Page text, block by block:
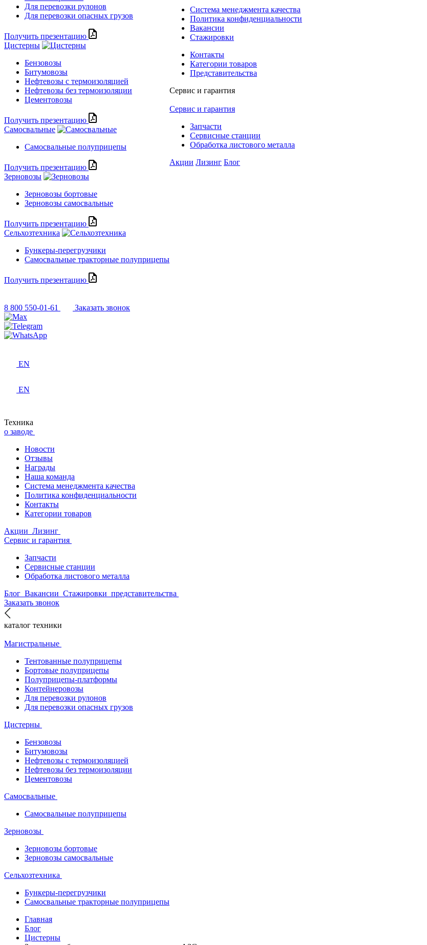
Для перевозки рулонов
Для перевозки опасных грузов
Получить презентацию
Цистерны
Бензовозы
Битумовозы
Нефтевозы с термоизоляцией
Нефтевозы без термоизоляции
Цементовозы
Получить презентацию
Самосвальные
Самосвальные полуприцепы
Получить презентацию
Зерновозы
Зерновозы бортовые
Зерновозы самосвальные
Получить презентацию
Сельхозтехника
Бункеры-перегрузчики
Самосвальные тракторные полуприцепы
Получить презентацию
Система менеджмента качества
Политика конфиденциальности
Вакансии
Стажировки
Контакты
Категории товаров
Представительства
Сервис и гарантия
Сервис и гарантия
Запчасти
Сервисные станции
Обработка листового металла
Акции Лизинг Блог
8 800 550-01-61 Заказать звонок
EN
EN
Техника
о заводе
Новости
Отзывы
Награды
Наша команда
Система менеджмента качества
Политика конфиденциальности
Контакты
Категории товаров
Акции Лизинг
Сервис и гарантия
Запчасти
Сервисные станции
Обработка листового металла
Блог Вакансии Стажировки представительства
Заказать звонок
каталог техники
Магистральные
Тентованные полуприцепы
Бортовые полуприцепы
Полуприцепы-платформы
Контейнеровозы
Для перевозки рулонов
Для перевозки опасных грузов
Цистерны
Бензовозы
Битумовозы
Нефтевозы с термоизоляцией
Нефтевозы без термоизоляции
Цементовозы
Самосвальные
Самосвальные полуприцепы
Зерновозы
Зерновозы бортовые
Зерновозы самосвальные
Сельхозтехника
Бункеры-перегрузчики
Самосвальные тракторные полуприцепы
Главная
Блог
Цистерны